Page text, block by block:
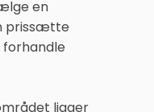
en
prissætte
ligger